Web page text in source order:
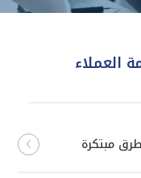
العملاء
مبتكرة